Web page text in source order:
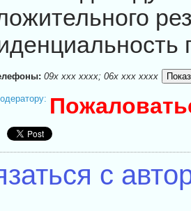
09x xxx xxxx; 06x xxx xxxx
с